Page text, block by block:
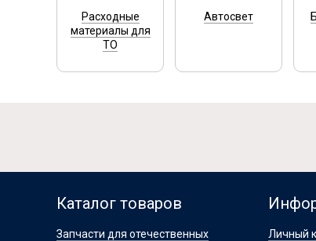
Расходные
материалы для
ТО
Автосвет
Каталог товаров
Запчасти для отечественных
Личный